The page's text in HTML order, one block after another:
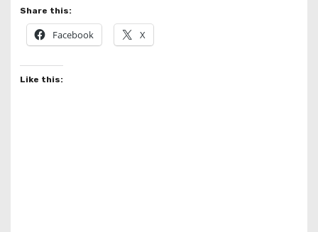
Share this:
Facebook X
Like this: